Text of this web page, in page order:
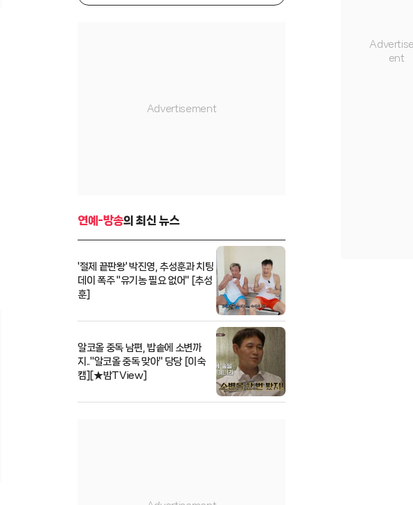
연예-방송의 최신 뉴스
'절제 끝판왕' 박진영, 추성훈과 치팅
데이 폭주 "유기농 필요 없어" [추성
훈]
알코올 중독 남편, 밥솥에 소변까
지.."알코올 중독 맞아" 당당 [이숙
캠][★밤TView]